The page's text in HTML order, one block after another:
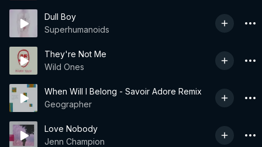
Dull Boy
Superhumanoids
They're Not Me
Wild Ones
When Will I Belong - Savoir Adore Remix
Geographer
Love Nobody
Jenn Champion